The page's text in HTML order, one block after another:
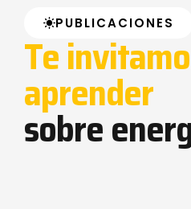
PUBLICACIONES
Te
aprender
sobre